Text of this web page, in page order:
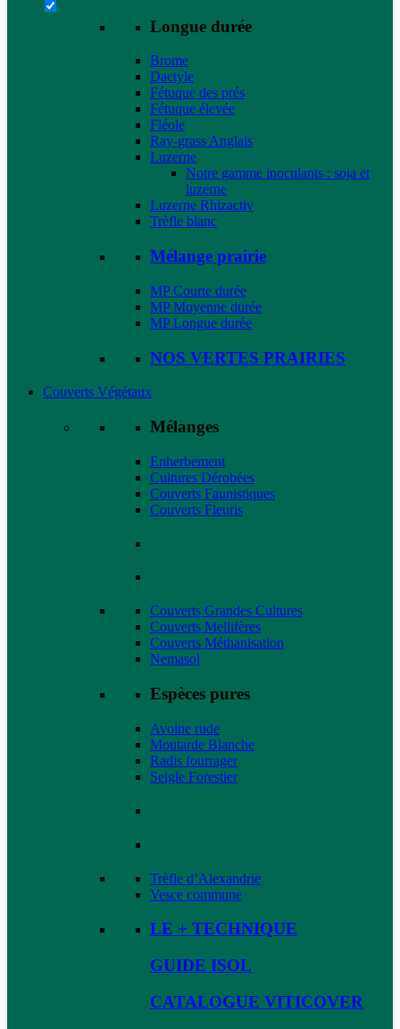
Longue durée
Brome
Dactyle
Fétuque des prés
Fétuque élevée
Fléole
Ray-grass Anglais
Luzerne
Notre gamme inoculants : soja et
luzerne
Luzerne Rhizactiv
Trèfle blanc
Mélange prairie
MP Courte durée
MP Moyenne durée
MP Longue durée
NOS VERTES PRAIRIES
Couverts Végétaux
Mélanges
Enherbement
Cultures Dérobées
Couverts Faunistiques
Couverts Fleuris
Couverts Grandes Cultures
Couverts Mellifères
Couverts Méthanisation
Nemasol
Espèces pures
Avoine rude
Moutarde Blanche
Radis fourrager
Seigle Forestier
Trèfle d’Alexandrie
Vesce commune
LE + TECHNIQUE
GUIDE ISOL
CATALOGUE VITICOVER